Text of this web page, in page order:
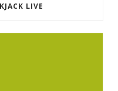
LIVE